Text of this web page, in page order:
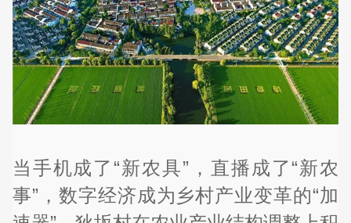
当手机成了“新农具”，直播成了“新农
事”，数字经济成为乡村产业变革的“加